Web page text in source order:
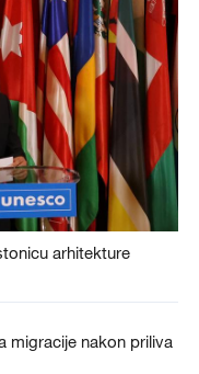
arhitekture
migracije nakon priliva